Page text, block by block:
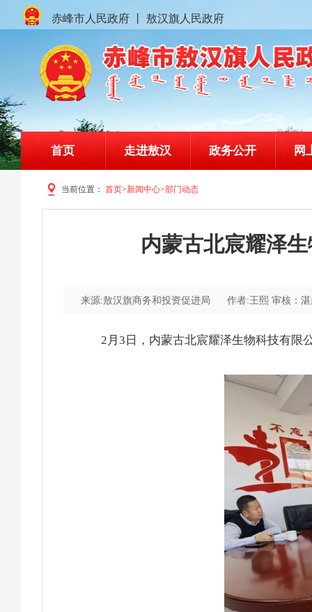
赤峰市人民政府 敖汉旗人民政府
首页 走进敖汉 政务公开 网
当前位置： 首页>新闻中心>部门动态
内蒙古北宸耀泽
来源:敖汉旗商务和投资促进局 作者:王熙 审核：
2月3日，内蒙古北宸耀泽生物科技有限